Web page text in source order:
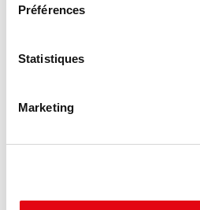
Préférences
Statistiques
Marketing
Location Bureaux DARDILLY